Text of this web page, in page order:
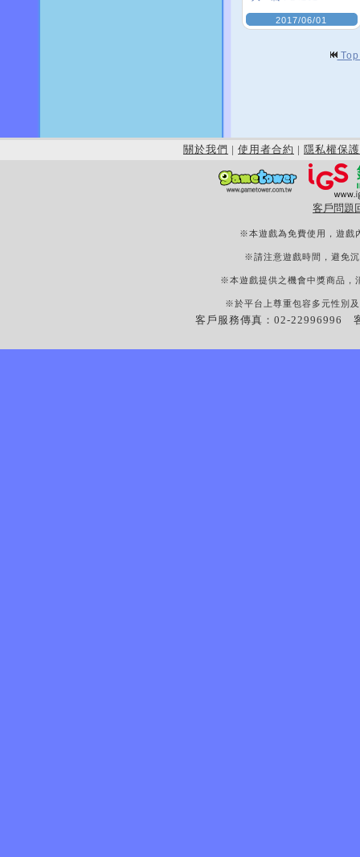
2017/06/01
關於我們 | 使用者合約 | 隱私權保護
客戶問題
※本遊戲為免費使用，遊戲
※請注意遊戲時間，避免
※本遊戲提供之機會中獎商品，
※於平台上尊重包容多元性別
客戶服務傳真：02-22996996